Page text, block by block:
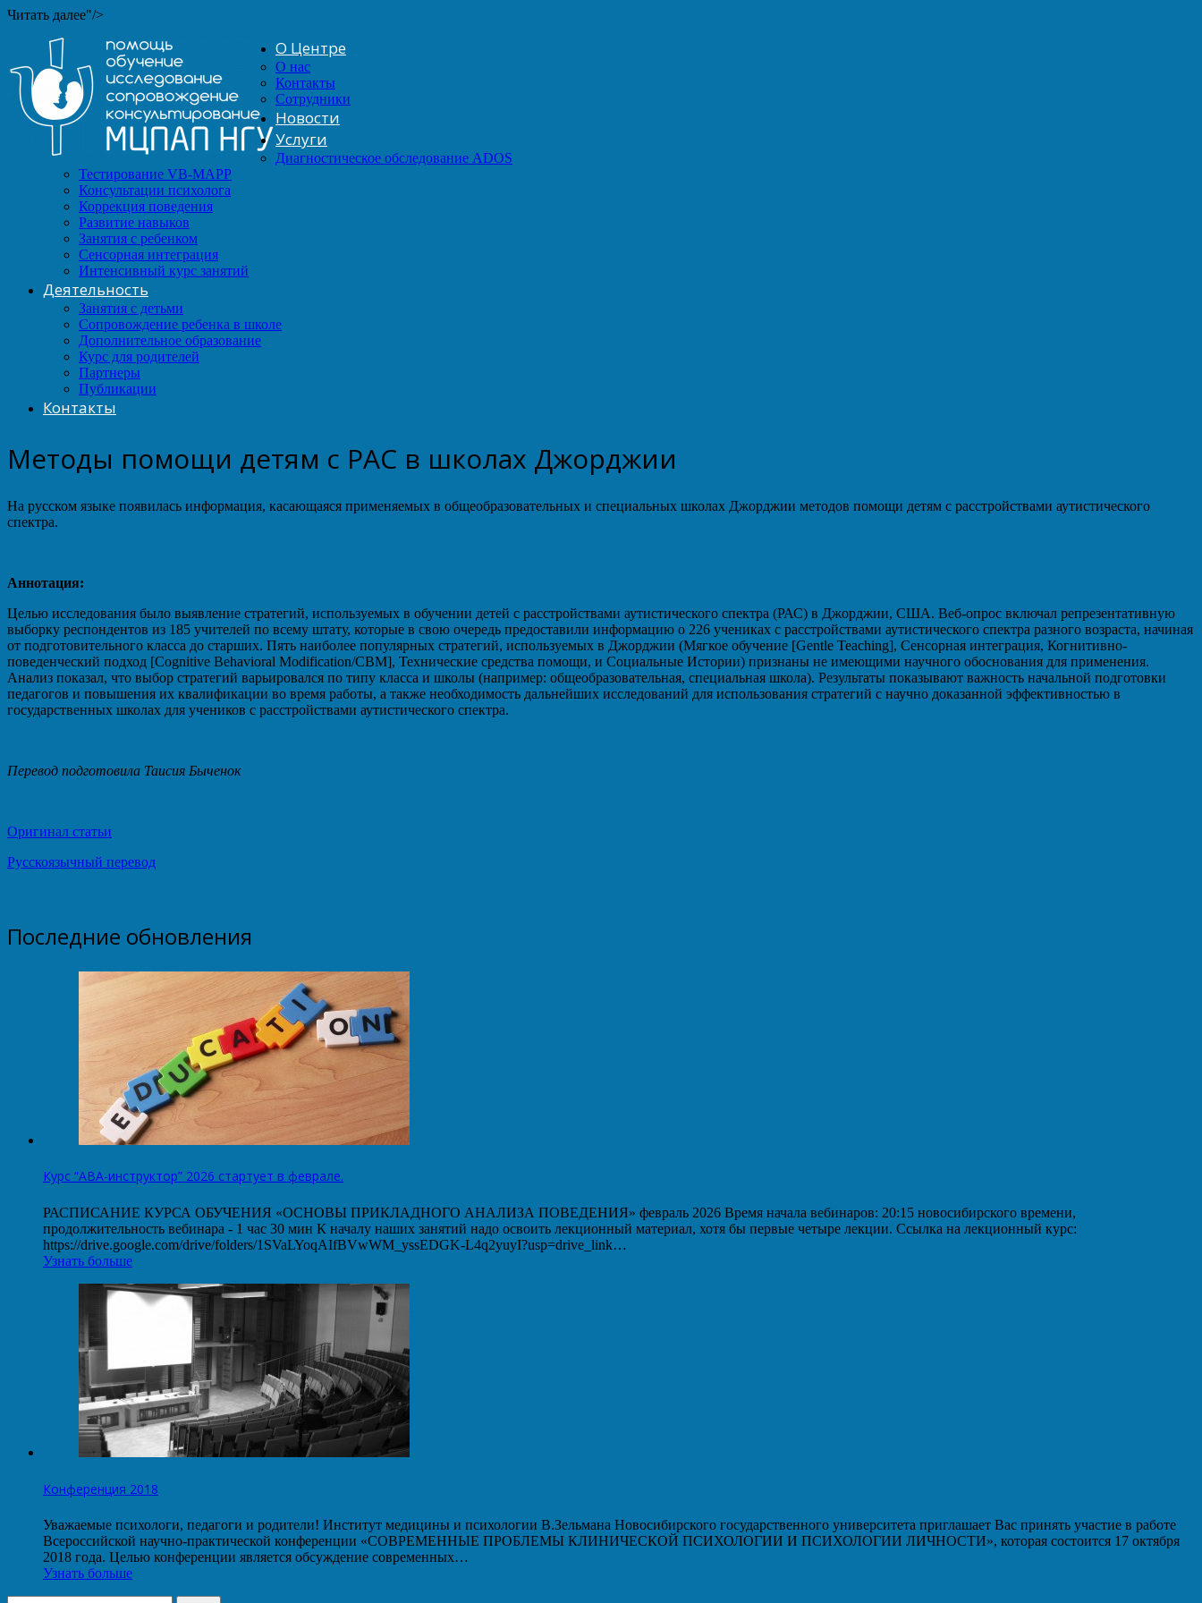
Читать далее"/>
О Центре
О нас
Контакты
Сотрудники
Новости
Услуги
Диагностическое обследование ADOS
Тестирование VB-MAPP
Консультации психолога
Коррекция поведения
Развитие навыков
Занятия с ребенком
Сенсорная интеграция
Интенсивный курс занятий
Деятельность
Занятия с детьми
Сопровождение ребенка в школе
Дополнительное образование
Курс для родителей
Партнеры
Публикации
Контакты
Методы помощи детям с РАС в школах Джорджии
На русском языке появилась информация, касающаяся применяемых в общеобразовательных и специальных школах Джорджии методов помощи детям с расстройствами аутистического
спектра.
Аннотация:
Целью исследования было выявление стратегий, используемых в обучении детей с расстройствами аутистического спектра (РАС) в Джорджии, США. Веб-опрос включал репрезентативную
выборку респондентов из 185 учителей по всему штату, которые в свою очередь предоставили информацию о 226 учениках с расстройствами аутистического спектра разного возраста, начиная
от подготовительного класса до старших. Пять наиболее популярных стратегий, используемых в Джорджии (Мягкое обучение [Gentle Teaching], Сенсорная интеграция, Когнитивно-
поведенческий подход [Cognitive Behavioral Modification/CBM], Технические средства помощи, и Социальные Истории) признаны не имеющими научного обоснования для применения.
Анализ показал, что выбор стратегий варьировался по типу класса и школы (например: общеобразовательная, специальная школа). Результаты показывают важность начальной подготовки
педагогов и повышения их квалификации во время работы, а также необходимость дальнейших исследований для использования стратегий с научно доказанной эффективностью в
государственных школах для учеников с расстройствами аутистического спектра.
Перевод подготовила Таисия Быченок
Оригинал статьи
Русскоязычный перевод
Последние обновления
Курс “АВА-инструктор” 2026 стартует в феврале.
РАСПИСАНИЕ КУРСА ОБУЧЕНИЯ «ОСНОВЫ ПРИКЛАДНОГО АНАЛИЗА ПОВЕДЕНИЯ» февраль 2026 Время начала вебинаров: 20:15 новосибирского времени,
продолжительность вебинара - 1 час 30 мин К началу наших занятий надо освоить лекционный материал, хотя бы первые четыре лекции. Ссылка на лекционный курс:
https://drive.google.com/drive/folders/1SVaLYoqAIfBVwWM_yssEDGK-L4q2yuyI?usp=drive_link…
Узнать больше
Конференция 2018
Уважаемые психологи, педагоги и родители! Институт медицины и психологии В.Зельмана Новосибирского государственного университета приглашает Вас принять участие в работе
Всероссийской научно-практической конференции «СОВРЕМЕННЫЕ ПРОБЛЕМЫ КЛИНИЧЕСКОЙ ПСИХОЛОГИИ И ПСИХОЛОГИИ ЛИЧНОСТИ», которая состоится 17 октября
2018 года. Целью конференции является обсуждение современных…
Узнать больше